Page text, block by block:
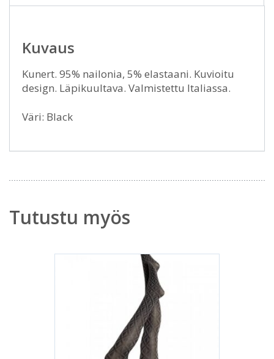
Kuvaus
Kunert. 95% nailonia, 5% elastaani. Kuvioitu
design. Läpikuultava. Valmistettu Italiassa.
Väri: Black
Tutustu myös